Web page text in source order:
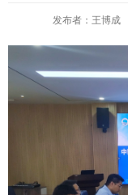
发布者：王博成